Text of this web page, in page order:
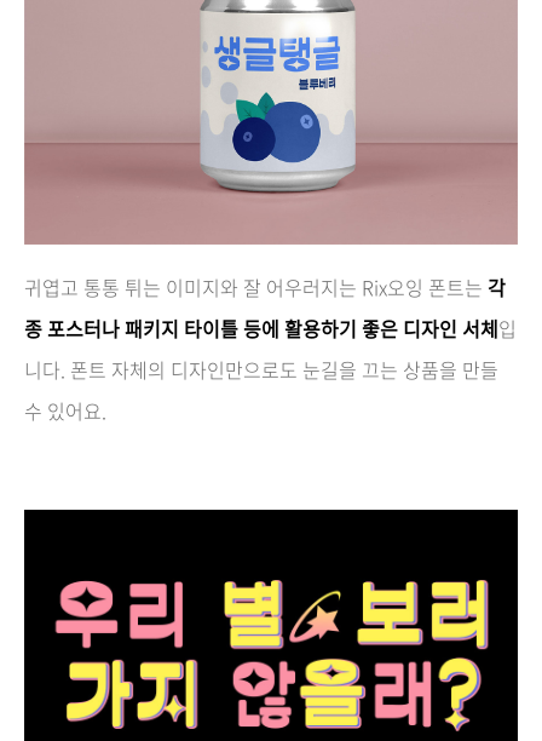
귀엽고 통통 튀는 이미지와 잘 어우러지는 Rix오잉 폰트는 각
종 포스터나 패키지 타이틀 등에 활용하기 좋은 디자인 서체입
니다. 폰트 자체의 디자인만으로도 눈길을 끄는 상품을 만들
수 있어요.